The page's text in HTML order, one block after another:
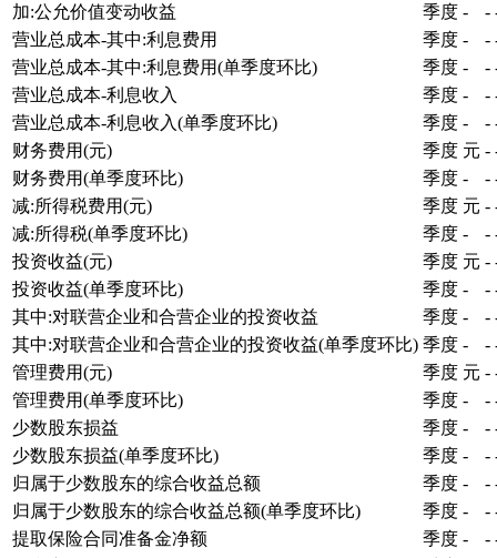
加:公允价值变动收益
季度 - -
营业总成本-其中:利息费用
季度 - -
营业总成本-其中:利息费用(单季度环比)
季度 - -
营业总成本-利息收入
季度 - -
营业总成本-利息收入(单季度环比)
季度 - -
财务费用(元)
季度 元 -
财务费用(单季度环比)
季度 - -
减:所得税费用(元)
季度 元 -
减:所得税(单季度环比)
季度 - -
投资收益(元)
季度 元 -
投资收益(单季度环比)
季度 - -
其中:对联营企业和合营企业的投资收益
季度 - -
其中:对联营企业和合营企业的投资收益(单季度环比) 季度 - -
管理费用(元)
季度 元 -
管理费用(单季度环比)
季度 - -
少数股东损益
季度 - -
少数股东损益(单季度环比)
季度 - -
归属于少数股东的综合收益总额
季度 - -
归属于少数股东的综合收益总额(单季度环比)
季度 - -
提取保险合同准备金净额
季度 - -